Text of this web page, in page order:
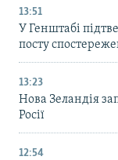
13:51
У Генштабі
посту
13:23
Нова Зеландія
Росії
12:54